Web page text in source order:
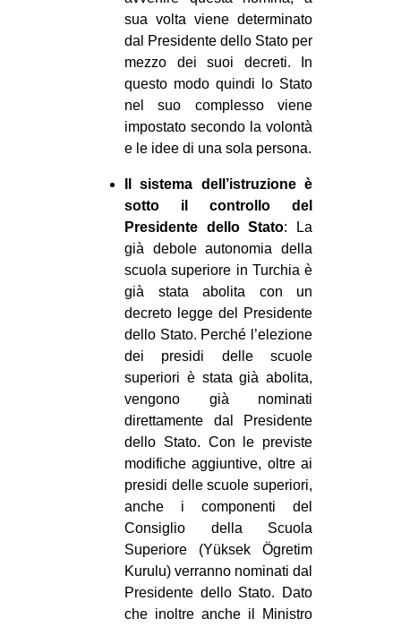
sua volta viene determinato
dal Presidente dello Stato per
mezzo dei suoi decreti. In
questo modo quindi lo Stato
nel suo complesso viene
impostato secondo la volontà
e le idee di una sola persona.
Il sistema dell’istruzione è
sotto il controllo del
Presidente dello Stato: La
già debole autonomia della
scuola superiore in Turchia è
già stata abolita con un
decreto legge del Presidente
dello Stato. Perché l’elezione
dei presidi delle scuole
superiori è stata già abolita,
vengono già nominati
direttamente dal Presidente
dello Stato. Con le previste
modifiche aggiuntive, oltre ai
presidi delle scuole superiori,
anche i componenti del
Consiglio della Scuola
Superiore (Yüksek Ögretim
Kurulu) verranno nominati dal
Presidente dello Stato. Dato
che inoltre anche il Ministro